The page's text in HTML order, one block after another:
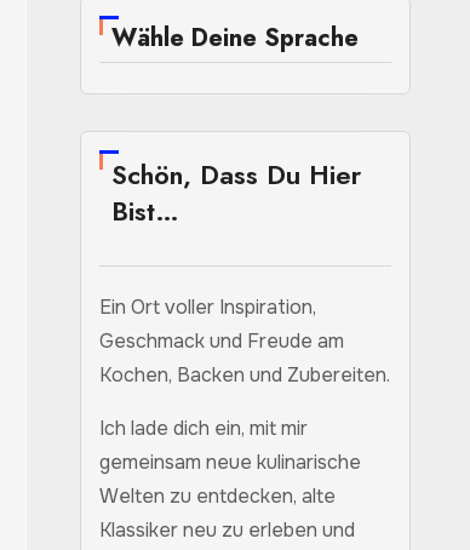
Wähle Deine Sprache
Schön, Dass Du Hier
Bist…
Ein Ort voller Inspiration,
Geschmack und Freude am
Kochen, Backen und Zubereiten.
Ich lade dich ein, mit mir
gemeinsam neue kulinarische
Welten zu entdecken, alte
Klassiker neu zu erleben und